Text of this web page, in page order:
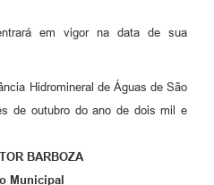
em vigor na data de sua
Hidromineral de Águas de São
de outubro do ano de dois mil e
BARBOZA
Municipal